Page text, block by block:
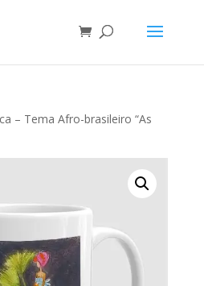
– Tema Afro-brasileiro “As